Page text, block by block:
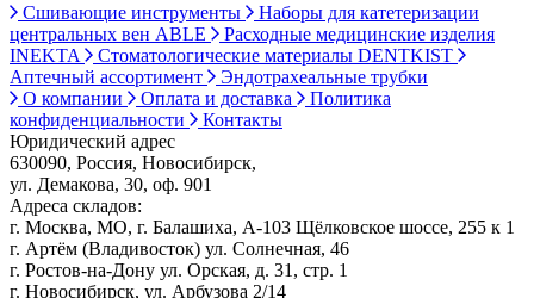
Сшивающие инструменты
Наборы для катетеризации
центральных вен ABLE
Расходные медицинские изделия
INEKTA
Стоматологические материалы DENTKIST
Аптечный ассортимент
Эндотрахеальные трубки
О компании
Оплата и доставка
Политика
конфиденциальности
Контакты
Юридический адрес
630090, Россия, Новосибирск,
ул. Демакова, 30, оф. 901
Адреса складов:
г. Москва, МО, г. Балашиха, А-103 Щёлковское шоссе, 255 к 1
г. Артём (Владивосток) ул. Солнечная, 46
г. Ростов-на-Дону ул. Орская, д. 31, стр. 1
г. Новосибирск, ул. Арбузова 2/14